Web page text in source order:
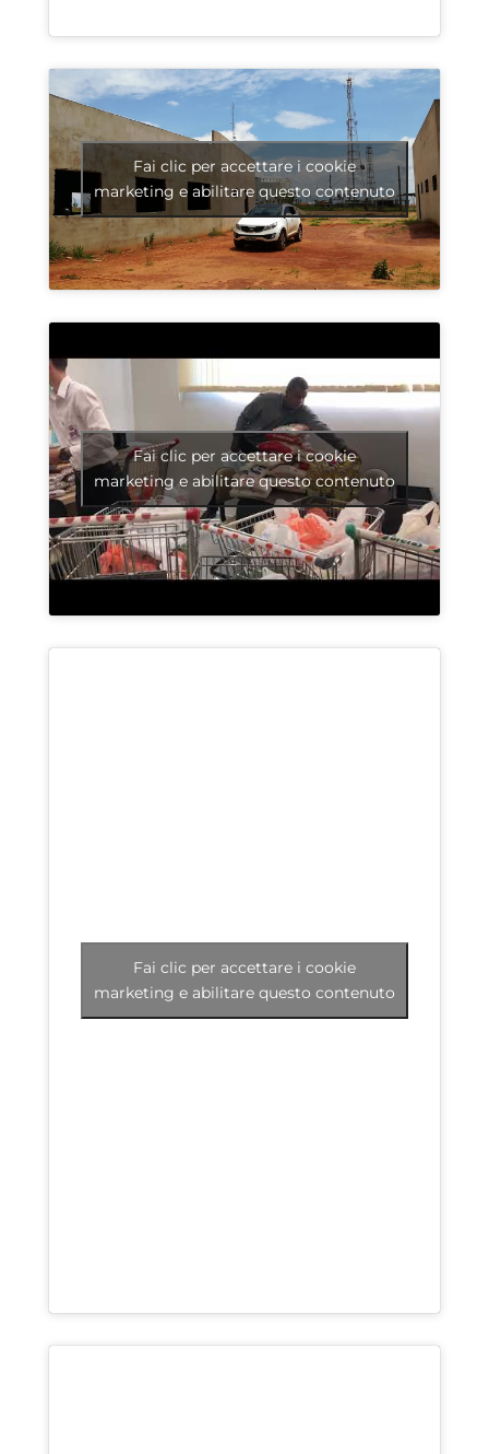
Fai clic per accettare i cookie
marketing e abilitare questo contenuto
Fai clic per accettare i cookie
marketing e abilitare questo contenuto
Fai clic per accettare i cookie
marketing e abilitare questo contenuto